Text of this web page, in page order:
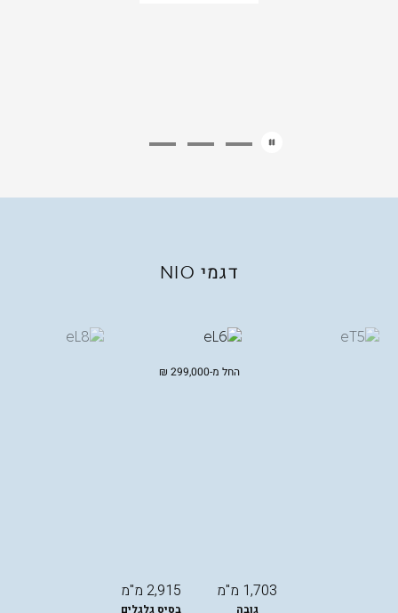
דגמי
החל מ-299,000
₪
1,703 מ"מ
גובה
2,915 מ"מ
בסיס גלגלים